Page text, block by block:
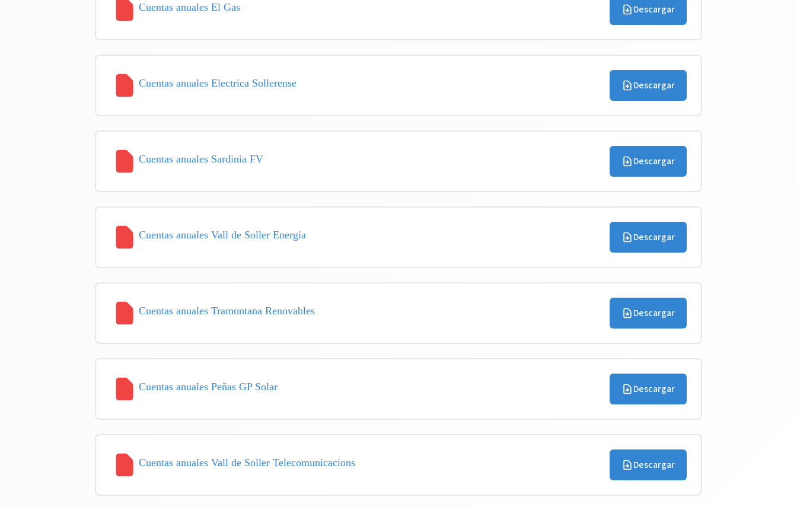
Cuentas anuales El Gas Descargar
Cuentas anuales Electrica Sollerense Descargar
Cuentas anuales Sardinia FV Descargar
Cuentas anuales Vall de Soller Energia Descargar
Cuentas anuales Tramontana Renovables Descargar
Cuentas anuales Peñas GP Solar Descargar
Cuentas anuales Vall de Soller Telecomunicacions Descargar